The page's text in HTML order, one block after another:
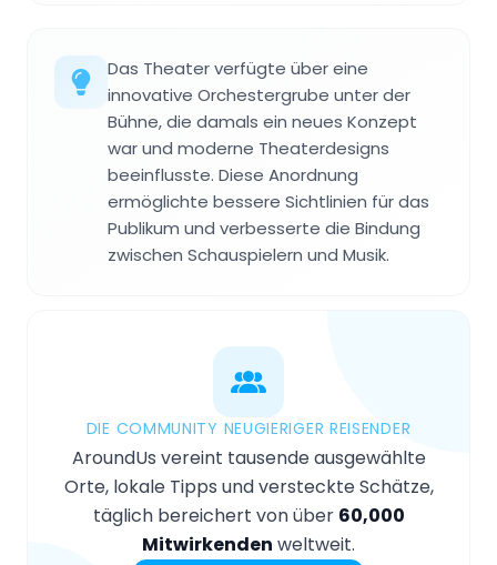
Das Theater verfügte über eine
innovative Orchestergrube unter der
Bühne, die damals ein neues Konzept
war und moderne Theaterdesigns
beeinflusste. Diese Anordnung
ermöglichte bessere Sichtlinien für das
Publikum und verbesserte die Bindung
zwischen Schauspielern und Musik.
DIE COMMUNITY NEUGIERIGER REISENDER
AroundUs vereint tausende ausgewählte
Orte, lokale Tipps und versteckte Schätze,
täglich bereichert von über 60,000
Mitwirkenden weltweit.